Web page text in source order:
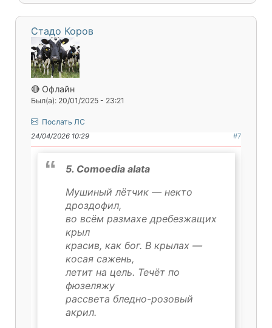
Стадо Коров
🔴 Офлайн
Был(а): 20/01/2025 - 23:21
Послать ЛС
24/04/2026 10:29 #7
5. Comoedia alata
Мушиный лётчик — некто
дроздофил,
во всём размахе дребезжащих
крыл
красив, как бог. В крылах —
косая сажень,
летит на цель. Течёт по
фюзеляжу
рассвета бледно-розовый
акрил.